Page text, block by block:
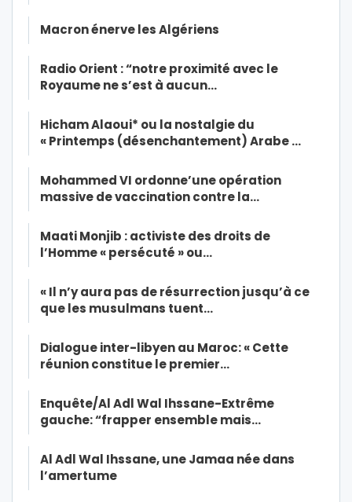
Macron énerve les Algériens
Radio Orient : “notre proximité avec le
Royaume ne s’est à aucun…
Hicham Alaoui* ou la nostalgie du
« Printemps (désenchantement) Arabe …
Mohammed VI ordonne’une opération
massive de vaccination contre la…
Maati Monjib : activiste des droits de
l’Homme « persécuté » ou…
« Il n’y aura pas de résurrection jusqu’à ce
que les musulmans tuent…
Dialogue inter-libyen au Maroc: « Cette
réunion constitue le premier…
Enquête/Al Adl Wal Ihssane-Extrême
gauche: “frapper ensemble mais…
Al Adl Wal Ihssane, une Jamaa née dans
l’amertume